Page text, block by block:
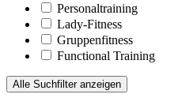
Personaltraining
Lady-Fitness
Gruppenfitness
Functional Training
Alle Suchfilter anzeigen